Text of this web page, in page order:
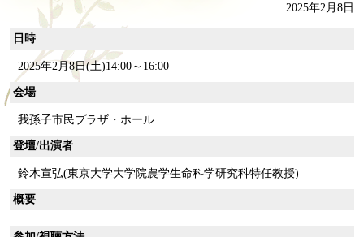
2025年2月8日
日時
2025年2月8日(土)14:00～16:00
会場
我孫子市民プラザ・ホール
登壇/出演者
鈴木宣弘(東京大学大学院農学生命科学研究科特任教授)
概要